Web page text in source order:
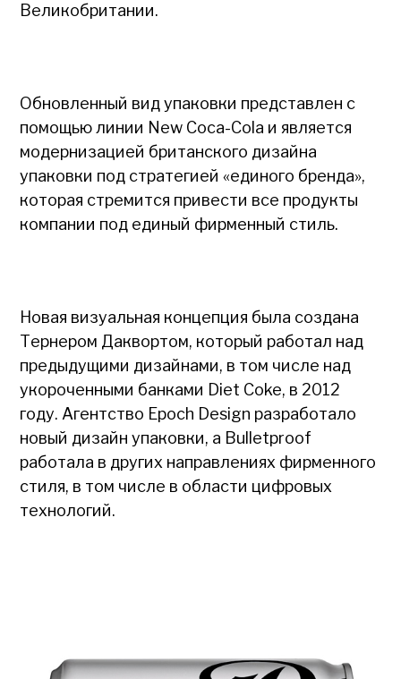
Великобритании.
Обновленный вид упаковки представлен с
помощью линии New Coca-Cola и является
модернизацией британского дизайна
упаковки под стратегией «единого бренда»,
которая стремится привести все продукты
компании под единый фирменный стиль.
Новая визуальная концепция была создана
Тернером Даквортом, который работал над
предыдущими дизайнами, в том числе над
укороченными банками Diet Coke, в 2012
году. Агентство Epoch Design разработало
новый дизайн упаковки, а Bulletproof
работала в других направлениях фирменного
стиля, в том числе в области цифровых
технологий.